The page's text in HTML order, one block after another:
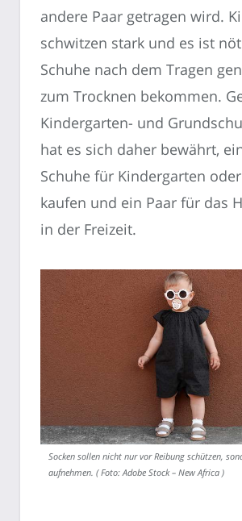
andere Paar getragen wird.
schwitzen stark und es ist
Schuhe nach dem Tragen
zum Trocknen bekommen.
Kindergarten- und
hat es sich daher bewährt,
Schuhe für Kindergarten
kaufen und ein Paar für das
in der Freizeit.
Socken sollen nicht nur vor Reibung schützen,
aufnehmen. ( Foto: Adobe Stock – New Africa )